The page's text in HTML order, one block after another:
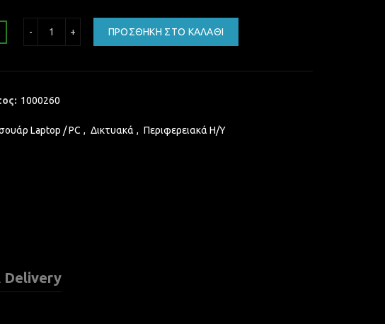
ΠΡΟΣΘΉΚΗ ΣΤΟ ΚΑΛΆΘΙ
1000260
Laptop / PC , Δικτυακά , Περιφερειακά Η/Υ
Delivery